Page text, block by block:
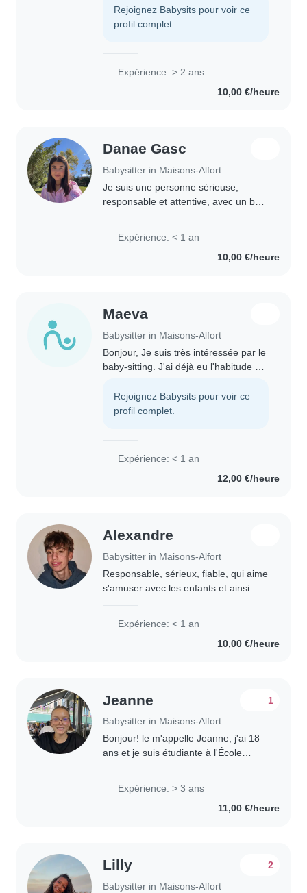
commencé le baby-sitting à l'âge de
13 ans, ce qui m'a permis d'acquérir..
Rejoignez Babysits pour voir ce
profil complet.
Expérience: > 2 ans
10,00 €/heure
Danae Gasc
Babysitter in Maisons-Alfort
Je suis une personne sérieuse,
responsable et attentive, avec un bon
activités adaptées à leur âge et veiller
Expérience: < 1 an
10,00 €/heure
Maeva
Babysitter in Maisons-Alfort
Bonjour, Je suis très intéressée par le
baby-sitting. J'ai déjà eu l'habitude de
que de mes cousins et cousines,
âgés de quelques mois jusqu'à..
Rejoignez Babysits pour voir ce
profil complet.
Expérience: < 1 an
12,00 €/heure
Alexandre
Babysitter in Maisons-Alfort
Responsable, sérieux, fiable, qui aime
s'amuser avec les enfants et ainsi
Expérience: < 1 an
10,00 €/heure
Jeanne
Babysitter in Maisons-Alfort
1
Bonjour! le m'appelle Jeanne, j'ai 18
ans et je suis étudiante à l'École
d'emménager à Paris pour mes
Expérience: > 3 ans
11,00 €/heure
Lilly
Babysitter in Maisons-Alfort
2